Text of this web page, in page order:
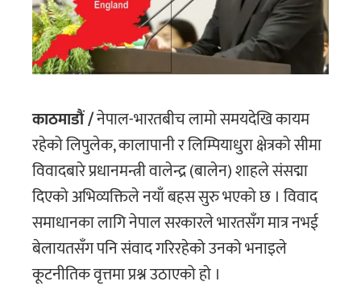
काठमाडौं /नेपाल-भारतबीच लामो समयदेखि कायम
रहेको लिपुलेक, कालापानी र लिम्पियाधुरा क्षेत्रको सीमा
विवादबारे प्रधानमन्त्री वालेन्द्र (बालेन) शाहले संसद्मा
दिएको अभिव्यक्तिले नयाँ बहस सुरु भएको छ । विवाद
समाधानका लागि नेपाल सरकारले भारतसँग मात्र नभई
बेलायतसँग पनि संवाद गरिरहेको उनको भनाइले
कूटनीतिक वृत्तमा प्रश्न उठाएको हो ।